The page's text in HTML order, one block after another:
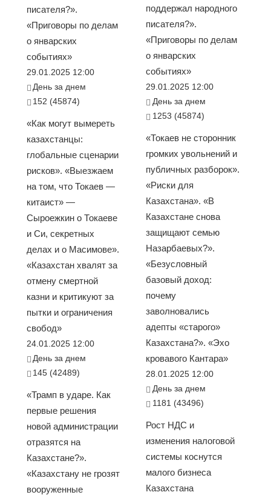
писателя?».
«Приговоры по делам
о январских
событиях»
29.01.2025 12:00
День за днем
152 (45874)
«Как могут вымереть
казахстанцы:
глобальные сценарии
рисков». «Выезжаем
на том, что Токаев —
китаист» —
Сыроежкин о Токаеве
и Си, секретных
делах и о Масимове».
«Казахстан хвалят за
отмену смертной
казни и критикуют за
пытки и ограничения
свобод»
24.01.2025 12:00
День за днем
145 (42489)
«Трамп в ударе. Как
первые решения
новой администрации
отразятся на
Казахстане?».
«Казахстану не грозят
вооруженные
поддержал народного
писателя?».
«Приговоры по делам
о январских
событиях»
29.01.2025 12:00
День за днем
1253 (45874)
«Токаев не сторонник
громких увольнений и
публичных разборок».
«Риски для
Казахстана». «В
Казахстане снова
защищают семью
Назарбаевых?».
«Безусловный
базовый доход:
почему
заволновались
адепты «старого»
Казахстана?». «Эхо
кровавого Кантара»
28.01.2025 12:00
День за днем
1181 (43496)
Рост НДС и
изменения налоговой
системы коснутся
малого бизнеса
Казахстана